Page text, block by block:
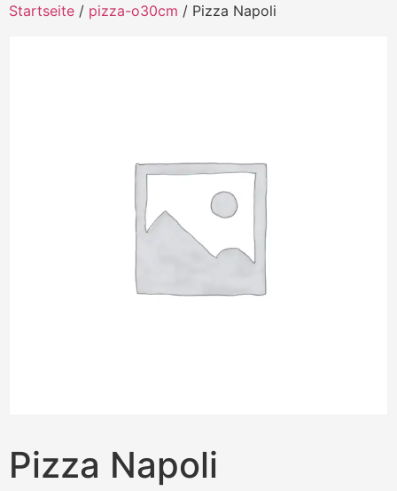
Startseite / pizza-o30cm / Pizza Napoli
Pizza Napoli